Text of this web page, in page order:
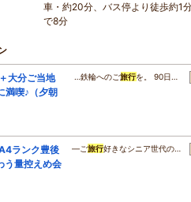
車・約20分、バス停より徒歩約1
で8分
大分ご当地
満喫♪（夕朝
…鉄輪へのご旅行を。 90日…
ランク豊後
う量控えめ会
―ご旅行好きなシニア世代の…